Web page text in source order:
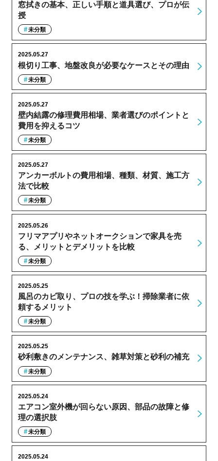
窓拭きの基本、正しい手順と道具選び、プロが伝
授
未分類
根切り工事、地盤改良が必要なケースとその理由
2025.05.27
未分類
壁内結露の修理費用相場、業者選びのポイントと
費用を抑えるコツ
2025.05.27
未分類
アンカーボルトの費用相場、種類、材質、施工方
法で比較
2025.05.27
未分類
フリマアプリやネットオークションで家具を売
る、メリットとデメリットを比較
2025.05.26
未分類
風呂のカビ取り、プロの技を学ぶ！掃除業者に依
頼するメリット
2025.05.25
未分類
砂利敷きのメンテナンス、雑草対策と砂利の補充
2025.05.25
未分類
エアコン室外機が回らない原因、部品の故障と修
理の選択肢
2025.05.24
未分類
2025.05.24